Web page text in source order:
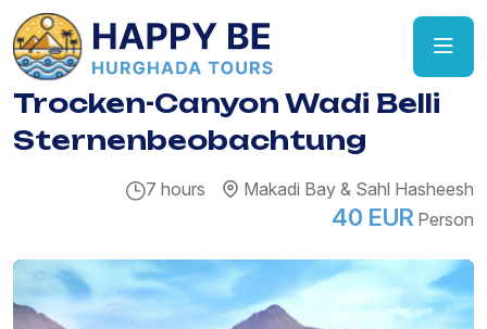
Trocken-Canyon Wadi Belli
Sternenbeobachtung
7 hours Makadi Bay & Sahl Hasheesh
40 EUR Person